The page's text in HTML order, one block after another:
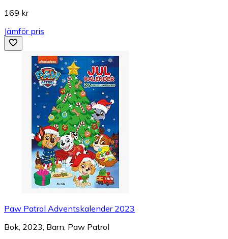
169 kr
Jämför pris
Paw Patrol Adventskalender 2023
Bok, 2023, Barn, Paw Patrol